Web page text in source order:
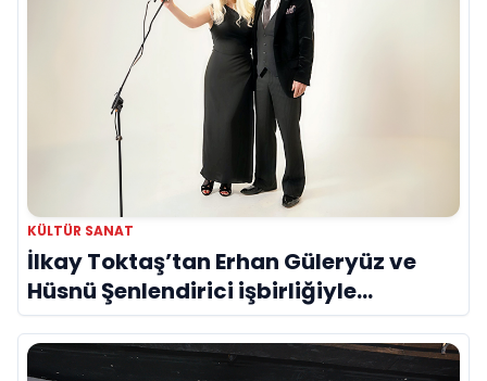
KÜLTÜR SANAT
İlkay Toktaş’tan Erhan Güleryüz ve
Hüsnü Şenlendirici işbirliğiyle
duygusal bir aşk manifestosu: “Deliler
Gibi”